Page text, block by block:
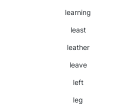
learning
least
leather
leave
left
leg